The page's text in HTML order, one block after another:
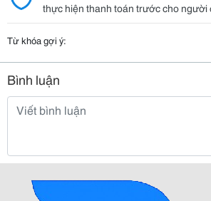
thực hiện thanh toán trước cho người
Từ khóa gợi ý:
Bình luận